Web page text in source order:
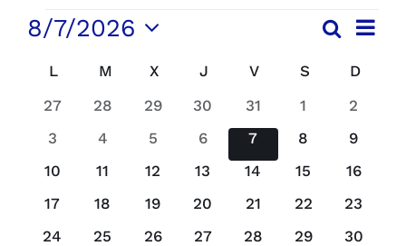
Galería
Emergencias
Contacto
EVENTOS
vistas
de
Buscar
Mes
8/7/2026
fecha.
Calendario
de
Eventos
LLUNES
M MARTES
X MIÉRCOLES
J JUEVES
V VIERNES
S SÁBADO
D
0
27
0
28
0
29
0
eventos
30
0
eventos
31
0
1
0
2
0
3
0
4
0
5
0
eventos
6
0
eventos
7
0
8
0
9
0
10
0
11
0
12
0
13
0
14
0
15
0
16
0
17
0
18
0
19
0
20
0
21
0
22
0
23
0
24
0
25
0
26
0
27
0
28
0
29
0
30